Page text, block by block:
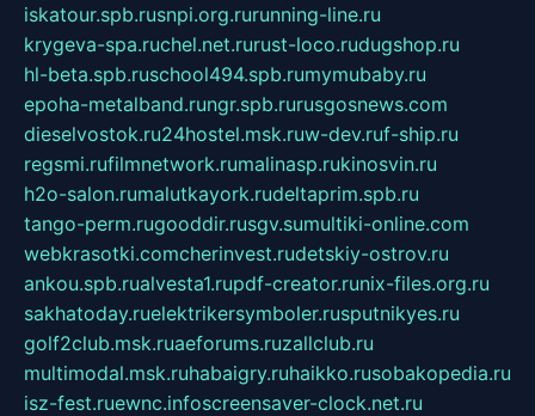
iskatour.spb.rusnpi.org.rurunning-line.ru
krygeva-spa.ruchel.net.rurust-loco.rudugshop.ru
hl-beta.spb.ruschool494.spb.rumymubaby.ru
epoha-metalband.rungr.spb.rurusgosnews.com
dieselvostok.ru24hostel.msk.ruw-dev.ruf-ship.ru
regsmi.rufilmnetwork.rumalinasp.rukinosvin.ru
h2o-salon.rumalutkayork.rudeltaprim.spb.ru
tango-perm.rugooddir.rusgv.sumultiki-online.com
webkrasotki.comcherinvest.rudetskiy-ostrov.ru
ankou.spb.rualvesta1.rupdf-creator.runix-files.org.ru
sakhatoday.ruelektrikersymboler.rusputnikyes.ru
golf2club.msk.ruaeforums.ruzallclub.ru
multimodal.msk.ruhabaigry.ruhaikko.rusobakopedia.ru
isz-fest.ruewnc.infoscreensaver-clock.net.ru